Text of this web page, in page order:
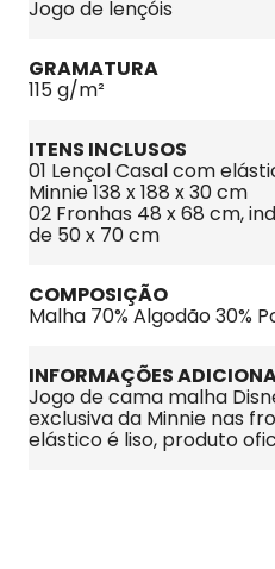
Jogo de lençóis
GRAMATURA
115 g/m²
ITENS INCLUSOS
01 Lençol Casal com
Minnie 138 x 188 x 30 cm
02 Fronhas 48 x 68 cm,
de 50 x 70 cm
COMPOSIÇÃO
Malha 70% Algodão 30%
INFORMAÇÕES
Jogo de cama malha
exclusiva da Minnie nas
elástico é liso, produto